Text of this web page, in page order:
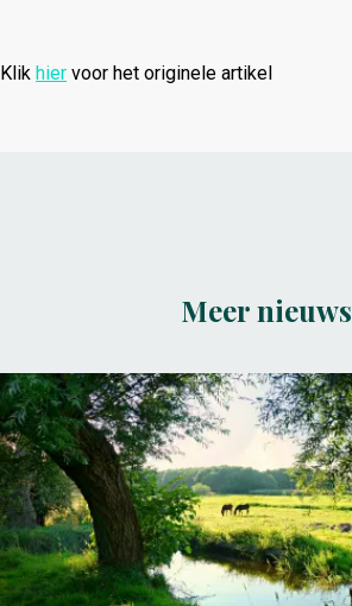
Klik hier voor het originele artikel
Meer nieuws